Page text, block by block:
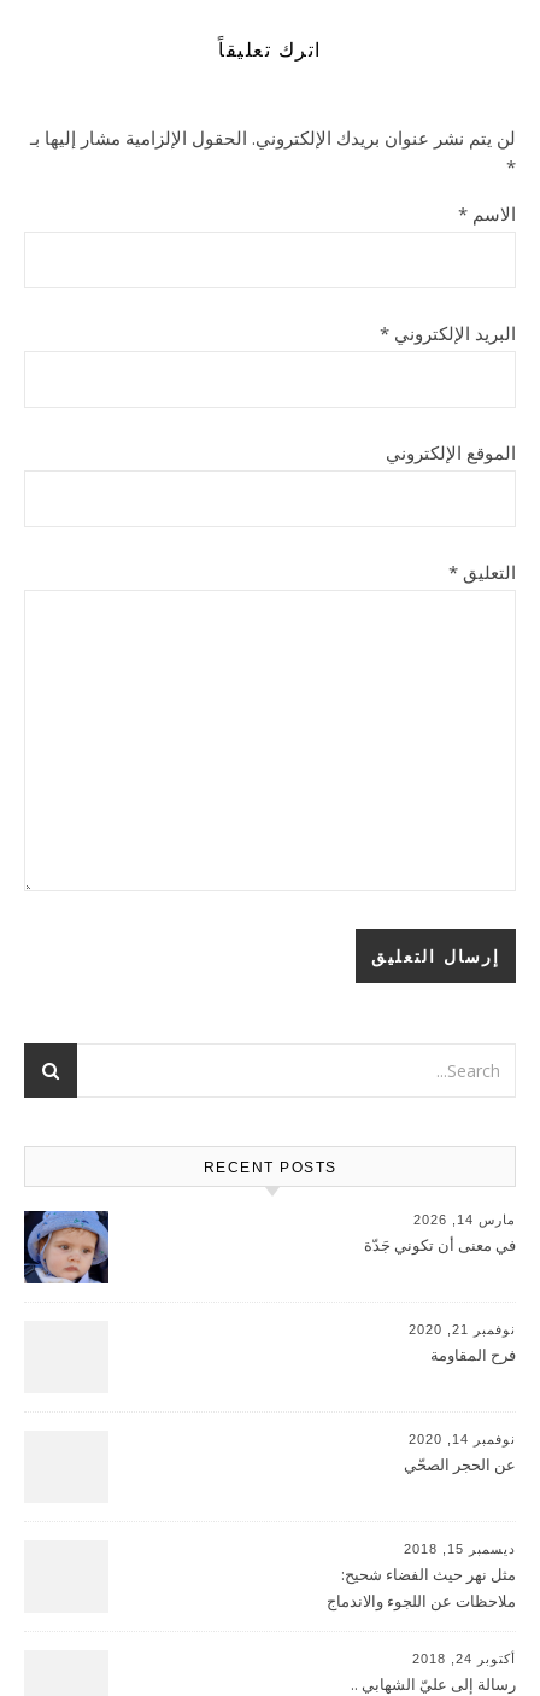
اترك تعليقاً
لن يتم نشر عنوان بريدك الإلكتروني. الحقول الإلزامية مشار إليها بـ
*
الاسم *
البريد الإلكتروني *
الموقع الإلكتروني
التعليق *
RECENT POSTS
مارس 14, 2026
في معنى أن تكوني جَدّة
نوفمبر 21, 2020
فرح المقاومة
نوفمبر 14, 2020
عن الحجر الصحّي
ديسمبر 15, 2018
مثل نهر حيث الفضاء شحيح:
ملاحظات عن اللجوء والاندماج
أكتوبر 24, 2018
رسالة إلى عليّ الشهابي ..